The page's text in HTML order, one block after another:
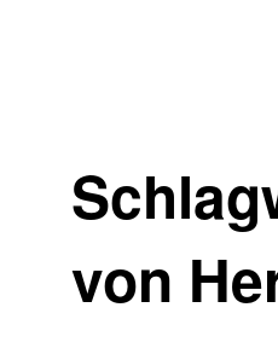
von